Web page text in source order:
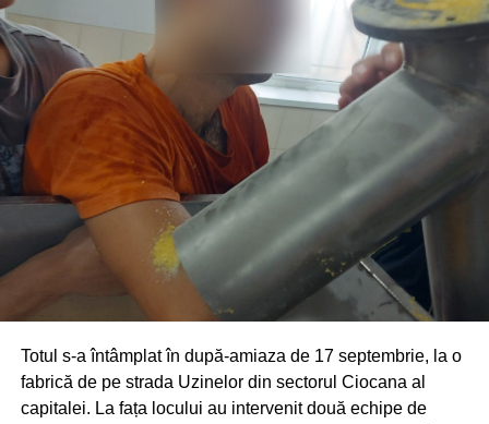
Totul s-a întâmplat în după-amiaza de 17 septembrie, la o
fabrică de pe strada Uzinelor din sectorul Ciocana al
capitalei. La fața locului au intervenit două echipe de